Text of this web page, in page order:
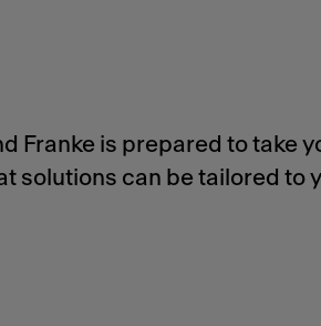
Franke is prepared to take